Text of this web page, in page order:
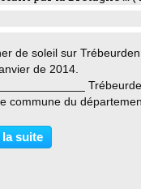
de soleil sur Trébeurden,
de 2014.
commune du
occidentale de la côte de
rose. Ses principaux atouts
la suite